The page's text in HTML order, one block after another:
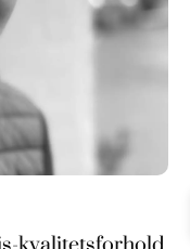
kvalitetsforhold